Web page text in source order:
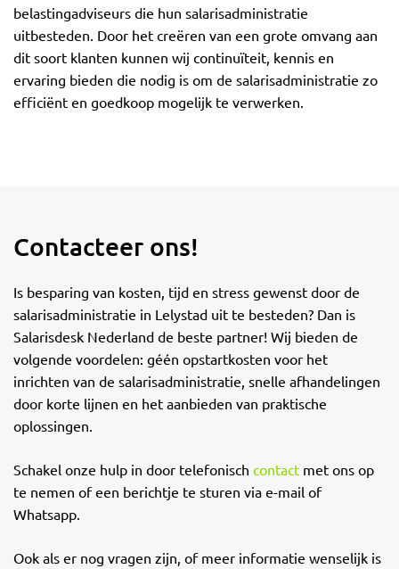
belastingadviseurs die hun salarisadministratie
uitbesteden. Door het creëren van een grote omvang aan
dit soort klanten kunnen wij continuïteit, kennis en
ervaring bieden die nodig is om de salarisadministratie zo
efficiënt en goedkoop mogelijk te verwerken.
Contacteer ons!
Is besparing van kosten, tijd en stress gewenst door de
salarisadministratie in Lelystad uit te besteden? Dan is
Salarisdesk Nederland de beste partner! Wij bieden de
volgende voordelen: géén opstartkosten voor het
inrichten van de salarisadministratie, snelle afhandelingen
door korte lijnen en het aanbieden van praktische
oplossingen.
Schakel onze hulp in door telefonisch contact met ons op
te nemen of een berichtje te sturen via e-mail of
Whatsapp.
Ook als er nog vragen zijn, of meer informatie wenselijk is